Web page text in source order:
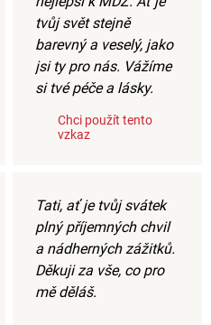
tvůj svět stejně
barevný a veselý, jako
jsi ty pro nás. Vážíme
si tvé péče a lásky.
Chci použít tento
vzkaz
Tati, ať je tvůj svátek
plný příjemných chvil
a nádherných zážitků.
Děkuji za vše, co pro
mě děláš.